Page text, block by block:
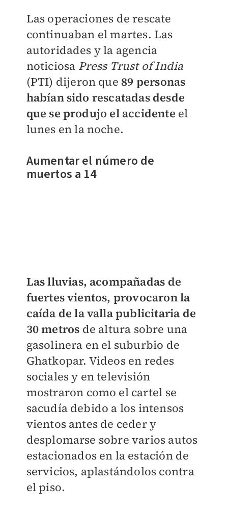
Las operaciones de rescate
continuaban el martes. Las
autoridades y la agencia
noticiosa Press Trust of India
(PTI) dijeron que 89 personas
habían sido rescatadas desde
que se produjo el accidente el
lunes en la noche.
Aumentar el número de
muertos a 14
Las lluvias, acompañadas de
fuertes vientos, provocaron la
caída de la valla publicitaria de
30 metros de altura sobre una
gasolinera en el suburbio de
Ghatkopar. Videos en redes
sociales y en televisión
mostraron como el cartel se
sacudía debido a los intensos
vientos antes de ceder y
desplomarse sobre varios autos
estacionados en la estación de
servicios, aplastándolos contra
el piso.